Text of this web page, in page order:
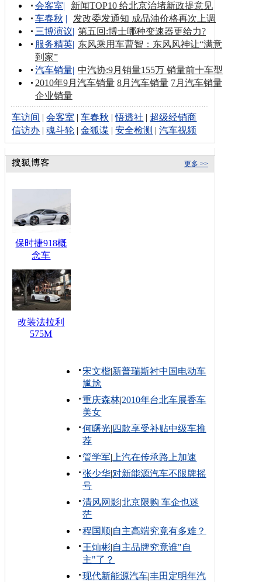
会客室|
新闻TOP10 给北京治堵新政提意见
车春秋 |
发改委发通知 成品油价格再次上调
三博演议| 第五回:博士哪种变速器更给力?
服务精英| 东风乘用车曹智：东风风神让“满意
到家”
汽车销量| 中汽协:9月销量155万 销量前十车型
2010年9月汽车销量 8月汽车销量 7月汽车销量
企业销量
车访间 |会客室 |车春秋 |悟透社 | 超级经销商
信访办 |魂斗轮 |金狐谍 |安全检测 |汽车视频
更多 >>
保时捷918概
念车
改装法拉利
575M
宋文楷|新普瑞斯衬中国电动车
尴尬
重庆森林|2010年台北车展香车
美女
何曙光| 四款享受补贴中级车推
荐
管学军| 上汽在传承路上加速
张少华|对新能源汽车不限牌摇
号
清风网影|北京限购 车企也迷
茫
程国顺|自主高端究竟有多难？
王灿彬|自主品牌究竟谁"自
主"了？
现代新能源汽车|丰田定明年汽